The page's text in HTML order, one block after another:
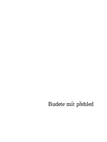
Budete mít přehled